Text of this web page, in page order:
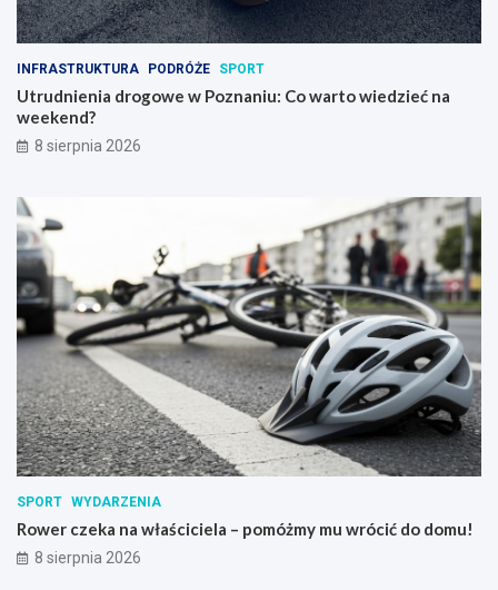
INFRASTRUKTURA PODRÓŻE SPORT
Utrudnienia drogowe w Poznaniu: Co warto wiedzieć na
weekend?
8 sierpnia 2026
SPORT WYDARZENIA
Rower czeka na właściciela – pomóżmy mu wrócić do domu!
8 sierpnia 2026